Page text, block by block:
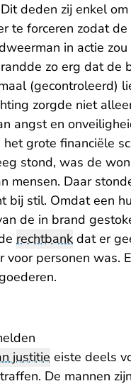
deden zij enkel
te forceren zodat
in actie zou
zo erg dat de
(gecontroleerd)
zorgde niet
angst en
het grote financiële
stond, was de
mensen. Daar
bij stil. Omdat een
de in brand
rechtbank dat er
voor personen was.
justitie eiste deels
De mannen